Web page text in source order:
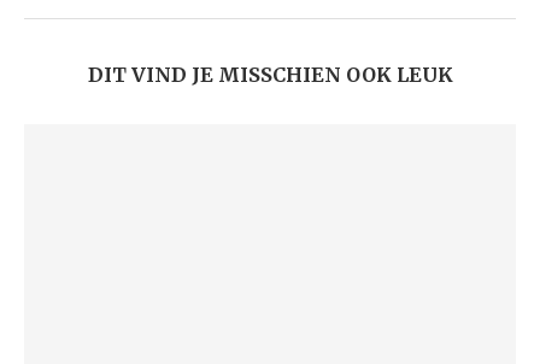
DIT VIND JE MISSCHIEN OOK LEUK